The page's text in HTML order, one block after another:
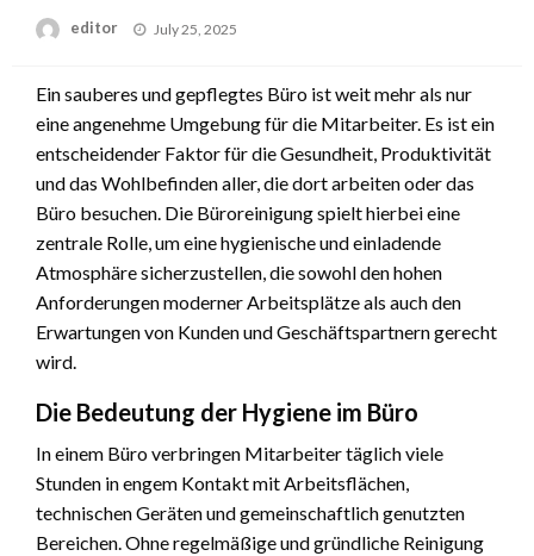
editor
Posted
July 25, 2025
Ein sauberes und gepflegtes Büro ist weit mehr als nur
eine angenehme Umgebung für die Mitarbeiter. Es ist ein
entscheidender Faktor für die Gesundheit, Produktivität
und das Wohlbefinden aller, die dort arbeiten oder das
Büro besuchen. Die Büroreinigung spielt hierbei eine
zentrale Rolle, um eine hygienische und einladende
Atmosphäre sicherzustellen, die sowohl den hohen
Anforderungen moderner Arbeitsplätze als auch den
Erwartungen von Kunden und Geschäftspartnern gerecht
wird.
Die Bedeutung der Hygiene im Büro
In einem Büro verbringen Mitarbeiter täglich viele
Stunden in engem Kontakt mit Arbeitsflächen,
technischen Geräten und gemeinschaftlich genutzten
Bereichen. Ohne regelmäßige und gründliche Reinigung